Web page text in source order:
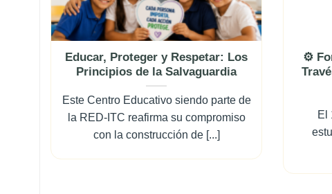
Educar, Proteger y Respetar: Los
Principios de la Salvaguardia
Este Centro Educativo siendo parte de
la RED-ITC reafirma su compromiso
con la construcción de [...]
⚙️
El